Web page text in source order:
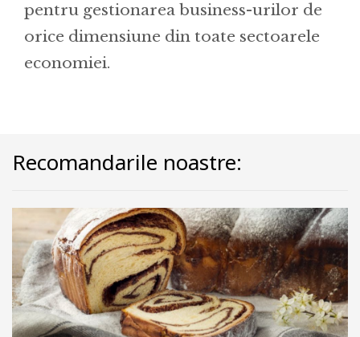
pentru gestionarea business-urilor de
orice dimensiune din toate sectoarele
economiei.
Recomandarile noastre: